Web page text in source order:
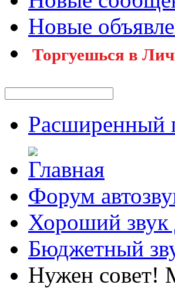
Новые
Торгуешься в
Расширенный
Форум
Хороший звук
Бюджетный
Нужен совет!